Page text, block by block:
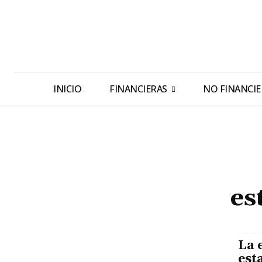
INICIO FINANCIERAS NO
La